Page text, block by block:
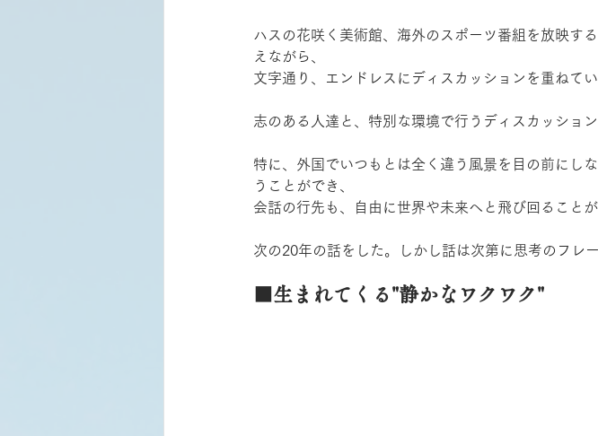
ハスの花咲く美術館、海外のスポーツ番組を放映す
えながら、
文字通り、エンドレスにディスカッションを重ねてい
志のある人達と、特別な環境で行うディスカッション
特に、外国でいつもとは全く違う風景を目の前にし
うことができ、
会話の行先も、自由に世界や未来へと飛び回ることが
次の20年の話をした。しかし話は次第に思考のフレ
■生まれてくる"静かなワクワク"